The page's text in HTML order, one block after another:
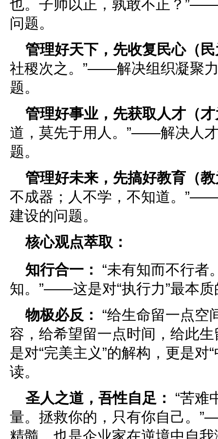
也。子帅以正，孰敢不正？
问题。
管理好天下，先收复民心（
社稷次之。”——解决组织凝聚
题。
管理好事业，先获取人才（
道，莫先于用人。”——解决人
题。
管理好未来，先搞好教育（
不成器；人不学，不知道。
建设的问题。
核心观点萃取：
知行合一：
“未有知而不行者
知。”——这是对“执行力”最本质
物极必反：
“给生命留一点空
容，给希望留一点时间，给此
是对“完美主义”的解构，更是对
读。
圣人之道，吾性自足：
“苦难
量。拯救你的，只有你自己。